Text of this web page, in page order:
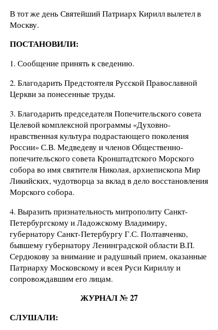
В тот же день Святейший Патриарх Кирилл вылетел в
Москву.
ПОСТАНОВИЛИ:
1. Сообщение принять к сведению.
2. Благодарить Предстоятеля Русской Православной
Церкви за понесенные труды.
3. Благодарить председателя Попечительского совета
Целевой комплексной программы «Духовно-
нравственная культура подрастающего поколения
России» С.В. Медведеву и членов Общественно-
попечительского совета Кронштадтского Морского
собора во имя святителя Николая, архиепископа Мир
Ликийских, чудотворца за вклад в дело восстановления
Морского собора.
4. Выразить признательность митрополиту Санкт-
Петербургскому и Ладожскому Владимиру,
губернатору Санкт-Петербургу Г.С. Полтавченко,
бывшему губернатору Ленинградской области В.П.
Сердюкову за внимание и радушный прием, оказанные
Патриарху Московскому и всея Руси Кириллу и
сопровождавшим его лицам.
ЖУРНАЛ № 27
СЛУШАЛИ: